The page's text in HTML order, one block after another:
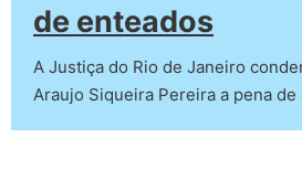
de enteados
A Justiça do Rio de Janeiro
Araujo Siqueira Pereira a pena